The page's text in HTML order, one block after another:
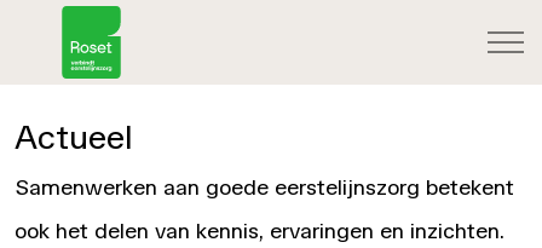
Actueel
Samenwerken aan goede eerstelijnszorg betekent
ook het delen van kennis, ervaringen en inzichten.